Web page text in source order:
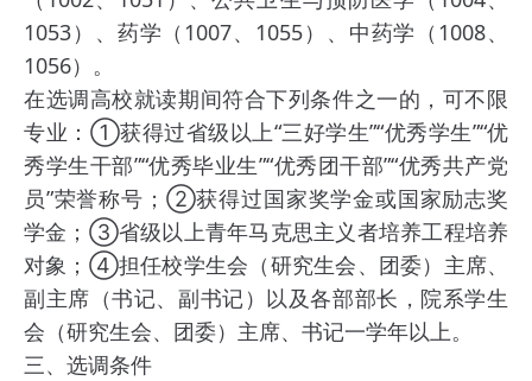
1053）、药学（1007、1055）、中药学（1008、
1056）。
在选调高校就读期间符合下列条件之一的，可不限
专业：①获得过省级以上“三好学生”“优秀学生”“优
秀学生干部”“优秀毕业生”“优秀团干部”“优秀共产党
员”荣誉称号；②获得过国家奖学金或国家励志奖
学金；③省级以上青年马克思主义者培养工程培养
对象；④担任校学生会（研究生会、团委）主席、
副主席（书记、副书记）以及各部部长，院系学生
会（研究生会、团委）主席、书记一学年以上。
三、选调条件